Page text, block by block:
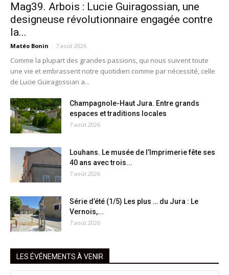
Mag39. Arbois : Lucie Guiragossian, une
designeuse révolutionnaire engagée contre
la...
Matéo Bonin - 7 août 2026
Comme la plupart des grandes passions, qui nous suivent toute
une vie et embrassent notre quotidien comme par nécessité, celle
de Lucie Guiragossian a...
Champagnole-Haut Jura. Entre grands
espaces et traditions locales
7 août 2026
Louhans. Le musée de l’Imprimerie fête ses
40 ans avec trois...
7 août 2026
Série d’été (1/5) Les plus … du Jura : Le
Vernois,...
7 août 2026
LES ÉVÉNEMENTS À VENIR